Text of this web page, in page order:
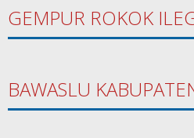
GEMPUR ROKOK
BAWASLU